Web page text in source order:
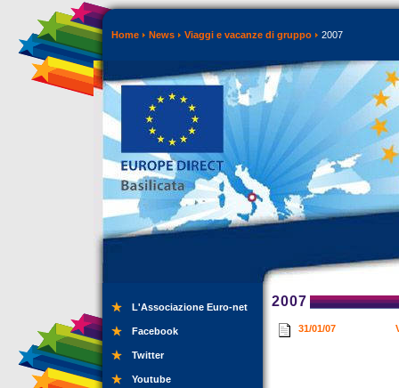
Home News Viaggi e vacanze di gruppo 2007
L'Associazione Euro-net
Facebook
Twitter
Youtube
2007
31/01/07